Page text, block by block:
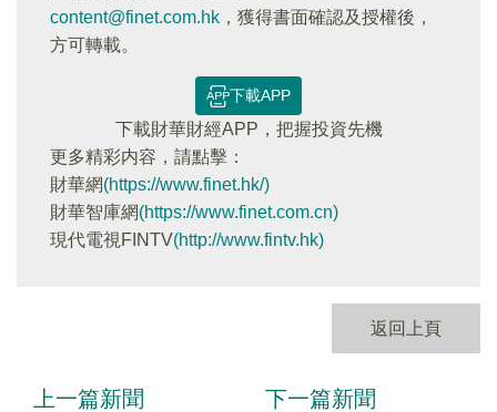
content@finet.com.hk ，獲得書面確認及授權後，
方可轉載。
下載APP
下載財華財經APP，把握投資先機
更多精彩内容，請點擊：
財華網(https://www.finet.hk/)
財華智庫網(https://www.finet.com.cn)
現代電視FINTV(http://www.fintv.hk)
返回上頁
上一篇新聞 下一篇新聞